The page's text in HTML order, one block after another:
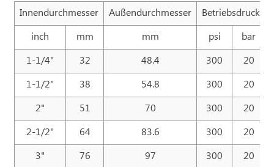
Innendurchmesser
Außendurchmesser Betriebsdruck
inch
mm mm psi
bar
1-1/4"
32 48.4 300 20
1-1/2"
38 54.8 300 20
2"
51 70 300 20
2-1/2"
64 83.6 300 20
3"
76 97 300 20